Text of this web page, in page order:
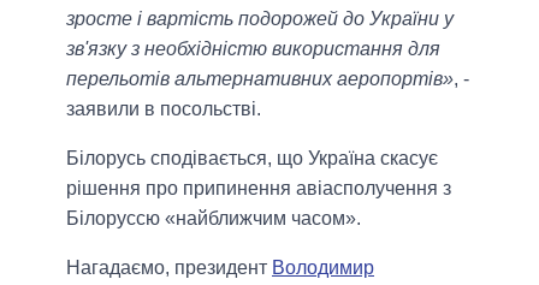
зросте і вартість подорожей до України у
зв'язку з необхідністю використання для
перельотів альтернативних аеропортів», -
заявили в посольстві.
Білорусь сподівається, що Україна скасує
рішення про припинення авіасполучення з
Білоруссю «найближчим часом».
Нагадаємо, президент Володимир